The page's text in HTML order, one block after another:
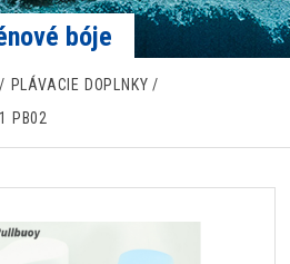
bóje
PLÁVACIE DOPLNKY
PB02